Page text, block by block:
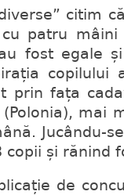
citim că
patru
fost egale
prin fața
mai
Jucându-
și rănind
de